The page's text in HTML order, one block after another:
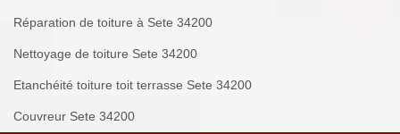
Réparation de toiture à Sete 34200
Nettoyage de toiture Sete 34200
Etanchéité toiture toit terrasse Sete 34200
Couvreur Sete 34200